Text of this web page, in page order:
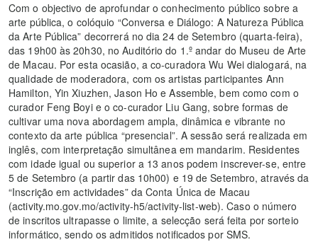
Com o objectivo de aprofundar o conhecimento público sobre a
arte pública, o colóquio “Conversa e Diálogo: A Natureza Pública
da Arte Pública” decorrerá no dia 24 de Setembro (quarta-feira),
das 19h00 às 20h30, no Auditório do 1.º andar do Museu de Arte
de Macau. Por esta ocasião, a co-curadora Wu Wei dialogará, na
qualidade de moderadora, com os artistas participantes Ann
Hamilton, Yin Xiuzhen, Jason Ho e Assemble, bem como com o
curador Feng Boyi e o co-curador Liu Gang, sobre formas de
cultivar uma nova abordagem ampla, dinâmica e vibrante no
contexto da arte pública “presencial”. A sessão será realizada em
inglês, com interpretação simultânea em mandarim. Residentes
com idade igual ou superior a 13 anos podem inscrever-se, entre
5 de Setembro (a partir das 10h00) e 19 de Setembro, através da
“Inscrição em actividades” da Conta Única de Macau
(activity.mo.gov.mo/activity-h5/activity-list-web). Caso o número
de inscritos ultrapasse o limite, a selecção será feita por sorteio
informático, sendo os admitidos notificados por SMS.